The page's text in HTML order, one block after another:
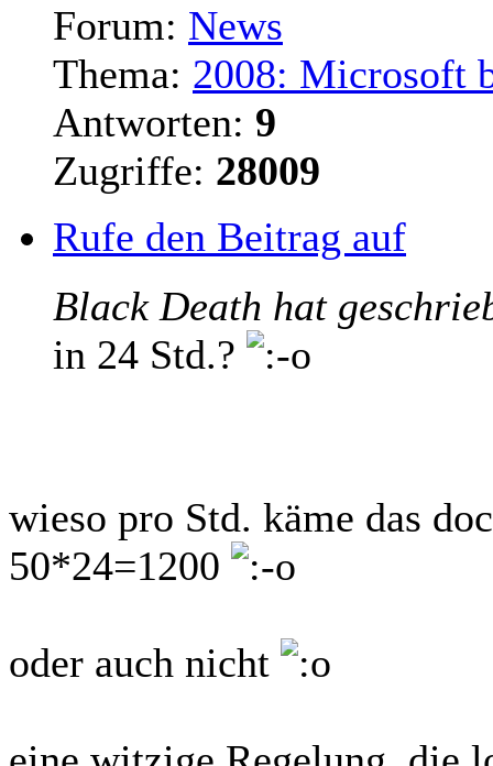
Forum: News
Thema: 2008: Microsoft
Antworten: 9
Zugriffe: 28009
Rufe den Beitrag auf
Black Death hat
in 24 Std.?
wieso pro Std. käme das
50*24=1200
oder auch nicht